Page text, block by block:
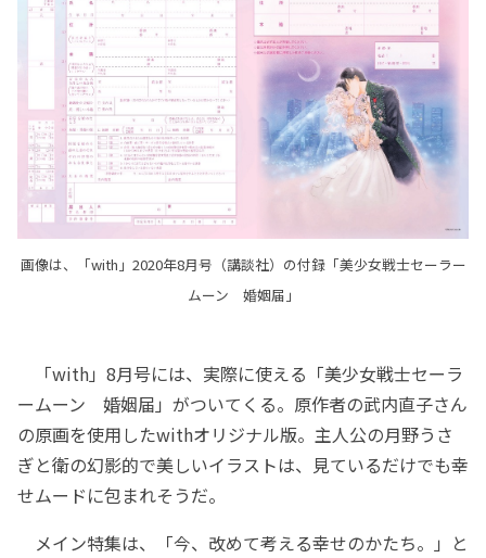
画像は、「with」2020年8月号（講談社）の付録「美少女戦士セーラー
ムーン 婚姻届」
「with」8月号には、実際に使える「美少女戦士セーラ
ームーン 婚姻届」がついてくる。原作者の武内直子さん
の原画を使用したwithオリジナル版。主人公の月野うさ
ぎと衛の幻影的で美しいイラストは、見ているだけでも幸
せムードに包まれそうだ。
メイン特集は、「今、改めて考える幸せのかたち。」と